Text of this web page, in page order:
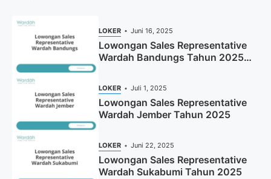
LOKER Juni 16, 2025
Lowongan Sales Representative
Wardah Bandungs Tahun 2025
LOKER Juli 1, 2025
Lowongan Sales Representative
Wardah Jember Tahun 2025
LOKER Juni 22, 2025
Lowongan Sales Representative
Wardah Sukabumi Tahun 2025